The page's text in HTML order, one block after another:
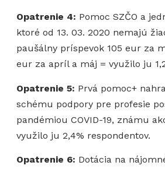
Opatrenie 4: Pomoc SZČO a
ktoré od 13. 03. 2020 nemajú
paušálny príspevok 105 eur za
eur za apríl a máj = využilo ju
Opatrenie 5: Prvá pomoc+
schému podpory pre profesie
pandémiou COVID-19, známu
využilo ju 2,4% respondentov.
Opatrenie 6: Dotácia na